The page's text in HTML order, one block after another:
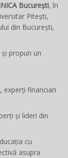
București, în
Pitești,
din București,
și propun un
experți financiari
și lideri din
cu
asupra